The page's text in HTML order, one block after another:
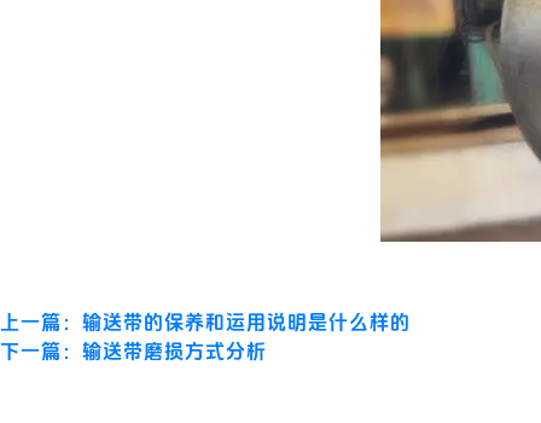
上一篇：输送带的保养和运用说明是什么样的
下一篇：输送带磨损方式分析